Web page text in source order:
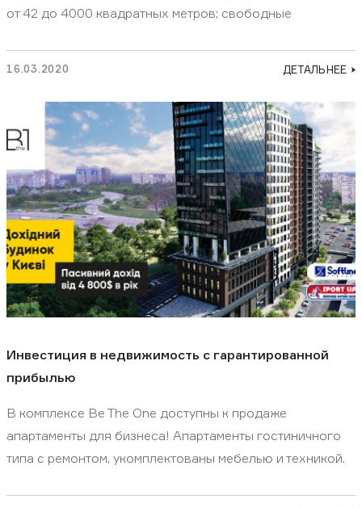
от 42 до 4000 квадратных метров; свободные
16.03.2020 ДЕТАЛЬНЕЕ
Инвестиция в недвижимость с гарантированной
прибылью
В комплексе Be The One доступны к продаже
апартаменты для бизнеса! Апартаменты гостиничного
типа с ремонтом, укомплектованы мебелью и техникой.